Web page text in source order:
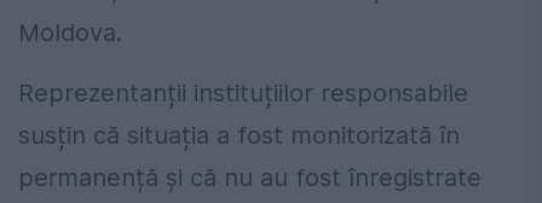
Moldova.
Reprezentanții instituțiilor responsabile
susțin că situația a fost monitorizată în
permanență și că nu au fost înregistrate